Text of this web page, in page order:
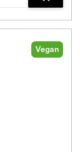
Zum
Vegan